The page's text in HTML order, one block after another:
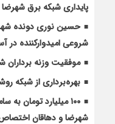
پایداری شبکه برق شهرضا
حسین نوری دونده
شروعی امیدوارکننده در
موفقیت وزنه برداران
بهره‌برداری از شبکه
۱۰۰ میلیارد تومان
شهرضا و دهاقان